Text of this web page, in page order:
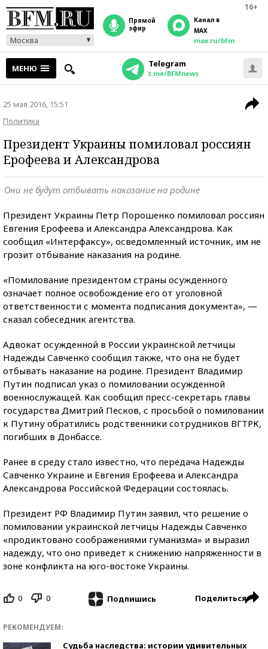
16+
Москва
прямой
эфир
Канал в
MAX
max.ru/bfm
МЕНЮ Telegram
t.me/BFMnews
25 мая 2016, 15:51
Политика
Президент Украины помиловал россиян
Ерофеева и Александрова
Они не будут отбывать наказание на родине
Президент Украины Петр Порошенко помиловал россиян
Евгения Ерофеева и Александра Александрова. Как
сообщил «Интерфаксу», осведомленный источник, им не
грозит отбывание наказания на родине.
«Помилование президентом страны осужденного
означает полное освобождение его от уголовной
ответственности с момента подписания документа», —
сказал собеседник агентства.
Адвокат осужденной в России украинской летчицы
Надежды Савченко сообщил также, что она не будет
отбывать наказание на родине. Президент Владимир
Путин подписал указ о помиловании осужденной
военнослужащей. Как сообщил пресс-секретарь главы
государства Дмитрий Песков, с просьбой о помиловании
к Путину обратились родственники сотрудников ВГТРК,
погибших в Донбассе.
Ранее в среду стало известно, что передача Надежды
Савченко Украине и Евгения Ерофеева и Александра
Александрова Российской Федерации состоялась.
Президент РФ Владимир Путин заявил, что решение о
помиловании украинской летчицы Надежды Савченко
«продиктовано соображениями гуманизма» и выразил
надежду, что оно приведет к снижению напряженности в
зоне конфликта на юго-востоке Украины.
0 0 Подпишись Поделиться
РЕКОМЕНДУЕМ:
Судьба наследства: истории удивительных